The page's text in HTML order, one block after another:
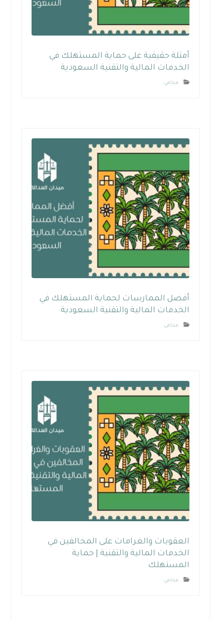
أمثلة حقيقية على حماية المستهلك في
الخدمات المالية والتقنية السعودية
محامي
أفضل الممارسات لحماية المستهلك في
الخدمات المالية والتقنية السعودية
محامي
العقوبات والغرامات على المخالفين في
الخدمات المالية والتقنية | حماية
المستهلك
محامي